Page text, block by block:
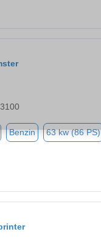
Benzin 63 kw (86 PS)